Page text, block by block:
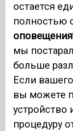
остается
полностью
оповещения
мы
больше
Если
вы можете
устройство
процедуру